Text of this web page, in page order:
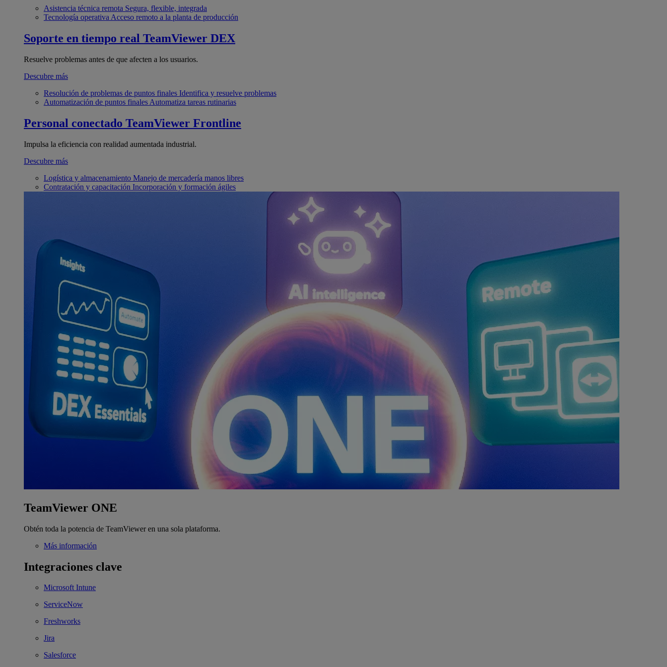
Asistencia técnica remota Segura, flexible, integrada
Tecnología operativa Acceso remoto a la planta de producción
Soporte en tiempo real TeamViewer DEX
Resuelve problemas antes de que afecten a los usuarios.
Descubre más
Resolución de problemas de puntos finales Identifica y resuelve problemas
Automatización de puntos finales Automatiza tareas rutinarias
Personal conectado TeamViewer Frontline
Impulsa la eficiencia con realidad aumentada industrial.
Descubre más
Logística y almacenamiento Manejo de mercadería manos libres
Contratación y capacitación Incorporación y formación ágiles
TeamViewer ONE
Obtén toda la potencia de TeamViewer en una sola plataforma.
Más información
Integraciones clave
Microsoft Intune
ServiceNow
Freshworks
Jira
Salesforce